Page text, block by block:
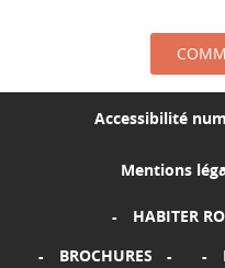
Accessibilité
Mentions
HABITER
BROCHURES